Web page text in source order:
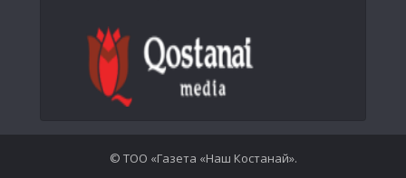
© ТОО «Газета «Наш Костанай».